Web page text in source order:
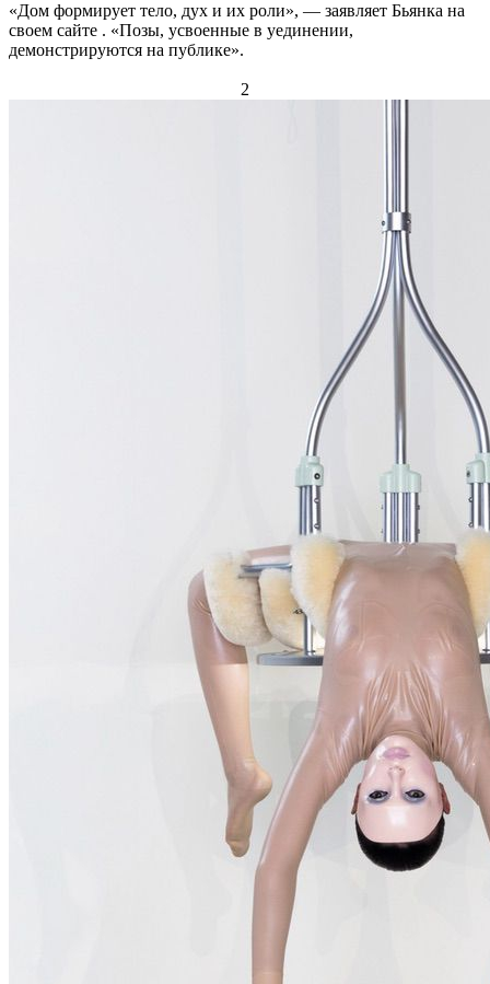
«Дом формирует тело, дух и их роли», — заявляет Бьянка на
своем сайте . «Позы, усвоенные в уединении,
демонстрируются на публике».
2